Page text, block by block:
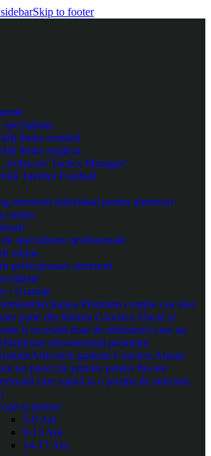
Skip to footer
specialitate
limba română
limba engleza
Tactics Manager”
folii Taktifol Football
mentorat individual pentru antrenori
camps
specializare profesională
online
perfecționare antrenori
/ Gratuite
Secțiunea Premium conține cea mai
parte din librăria Coaches Ahead și
fi accesată doar de utilizatorii care au
abonamentul premium.
Articolele gratuite Coaches Ahead
un punct de pornire pentru fiecare
care aspiră la o poziție de antrenor.
și juniori
5-8 Ani
9-13 Ani
14-17 Ani